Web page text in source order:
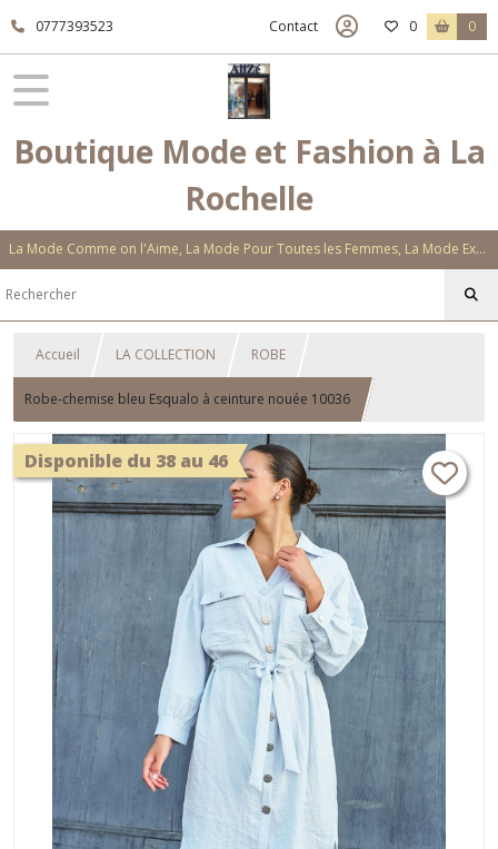
0777393523 Contact 0 0
Boutique Mode et Fashion à La
Rochelle
La Mode Comme on l'Aime, La Mode Pour Toutes les Femmes, La Mode Exclusive Aux Matières Et Couleurs Novatrices, La Mode Qui Vous Séduira
Accueil LA COLLECTION ROBE
Robe-chemise bleu Esqualo à ceinture nouée 10036
Disponible du 38 au 46